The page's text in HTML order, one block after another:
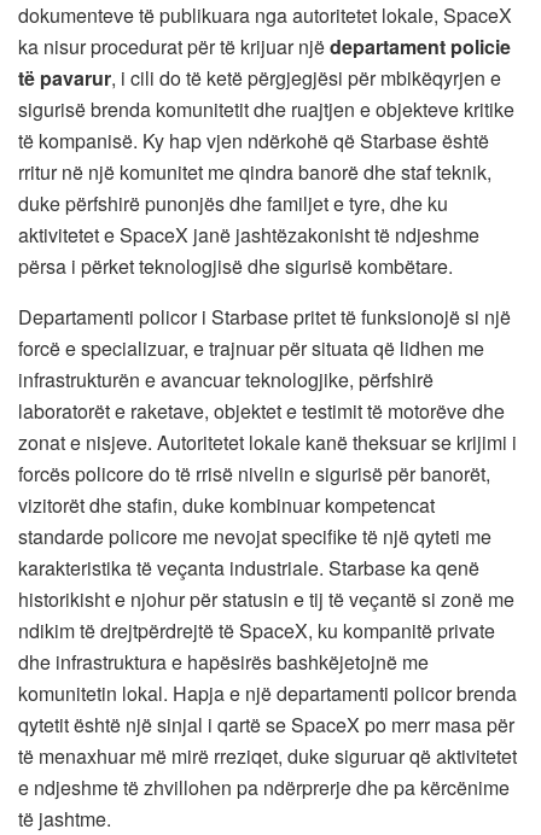
dokumenteve të publikuara nga autoritetet lokale, SpaceX
ka nisur procedurat për të krijuar njëdepartament policie
të pavarur, i cili do të ketë përgjegjësi për mbikëqyrjen e
sigurisë brenda komunitetit dhe ruajtjen e objekteve kritike
të kompanisë. Ky hap vjen ndërkohë që Starbase është
rritur në një komunitet me qindra banorë dhe staf teknik,
duke përfshirë punonjës dhe familjet e tyre, dhe ku
aktivitetet e SpaceX janë jashtëzakonisht të ndjeshme
përsa i përket teknologjisë dhe sigurisë kombëtare.
Departamenti policor i Starbase pritet të funksionojë si një
forcë e specializuar, e trajnuar për situata që lidhen me
infrastrukturën e avancuar teknologjike, përfshirë
laboratorët e raketave, objektet e testimit të motorëve dhe
zonat e nisjeve. Autoritetet lokale kanë theksuar se krijimi i
forcës policore do të rrisë nivelin e sigurisë për banorët,
vizitorët dhe stafin, duke kombinuar kompetencat
standarde policore me nevojat specifike të një qyteti me
karakteristika të veçanta industriale. Starbase ka qenë
historikisht e njohur për statusin e tij të veçantë si zonë me
ndikim të drejtpërdrejtë të SpaceX, ku kompanitë private
dhe infrastruktura e hapësirës bashkëjetojnë me
komunitetin lokal. Hapja e një departamenti policor brenda
qytetit është një sinjal i qartë se SpaceX po merr masa për
të menaxhuar më mirë rreziqet, duke siguruar që aktivitetet
e ndjeshme të zhvillohen pa ndërprerje dhe pa kërcënime
të jashtme.